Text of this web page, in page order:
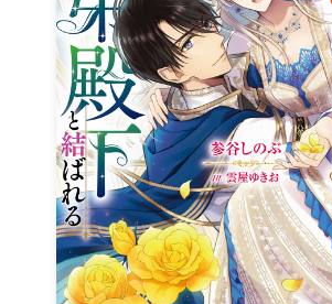
オーバーラップノベルス
オーバーラップノベルスf
ロサージュノベルス